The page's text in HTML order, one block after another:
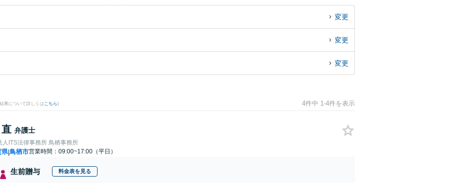
したい』『生前贈与のトラブル解決の実績豊富な近くの弁護士を検索したい』『初回相談無料で生前贈与を法律相談できる鳥栖市内
談者さんにおすすめです。
変更
変更
変更
果について詳しくは こちら) 4件中 1-4件を表示
弁護士
人ITS法律事務所 鳥栖事務所
県|鳥栖市営業時間：09:00~17:00（平日）
生前贈与 料金表を見る